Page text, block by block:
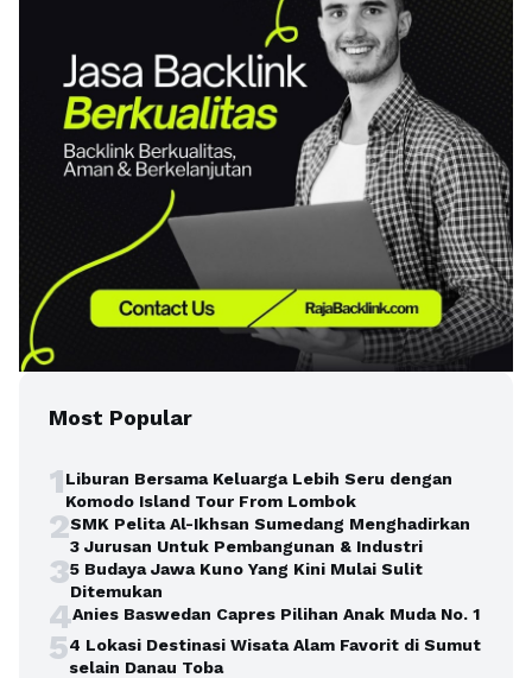
Most Popular
1Liburan Bersama Keluarga Lebih Seru dengan
Komodo Island Tour From Lombok
2SMK Pelita Al-Ikhsan Sumedang Menghadirkan
3 Jurusan Untuk Pembangunan & Industri
35 Budaya Jawa Kuno Yang Kini Mulai Sulit
Ditemukan
4Anies Baswedan Capres Pilihan Anak Muda No. 1
54 Lokasi Destinasi Wisata Alam Favorit di Sumut
selain Danau Toba